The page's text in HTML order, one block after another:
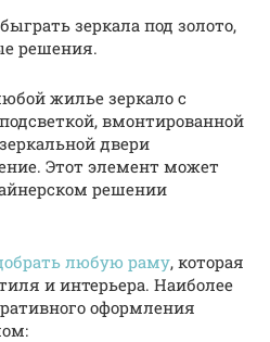
зеркала под золото,
решения.
жилье зеркало с
вмонтированной
двери
Этот элемент может
решении
любую раму, которая
и интерьера. Наиболее
оформления